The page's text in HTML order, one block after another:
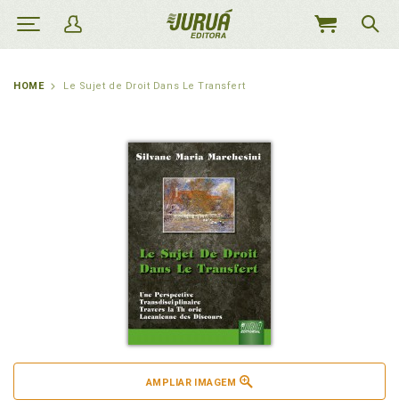
MEU
HOME Le Sujet de Droit Dans Le Transfert
AMPLIAR IMAGEM